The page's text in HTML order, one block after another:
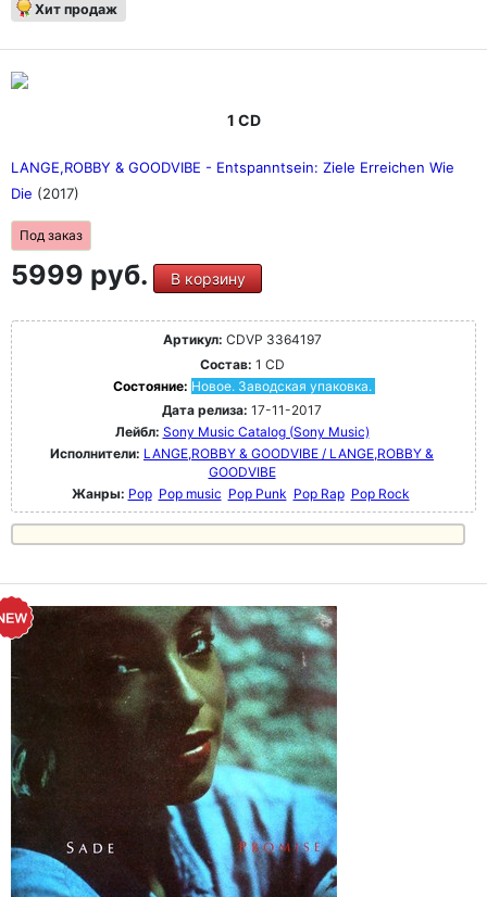
Хит продаж
1 CD
LANGE,ROBBY & GOODVIBE - Entspanntsein: Ziele Erreichen Wie
Die (2017)
Под заказ
5999 руб. В корзину
Артикул: CDVP 3364197
Состав: 1 CD
Состояние: Новое. Заводская упаковка.
Дата релиза: 17-11-2017
Лейбл: Sony Music Catalog (Sony Music)
Исполнители: LANGE,ROBBY & GOODVIBE / LANGE,ROBBY &
GOODVIBE
Жанры: Pop Pop music Pop Punk Pop Rap Pop Rock